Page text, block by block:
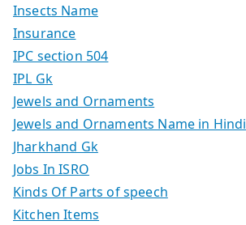
Insects Name
Insurance
IPC section 504
IPL Gk
Jewels and Ornaments
Jewels and Ornaments Name in Hindi
Jharkhand Gk
Jobs In ISRO
Kinds Of Parts of speech
Kitchen Items